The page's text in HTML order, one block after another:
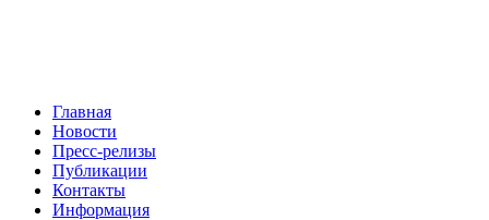
Главная
Новости
Пресс-релизы
Публикации
Контакты
Информация